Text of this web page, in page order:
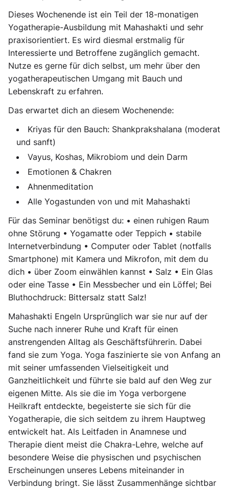
Dieses Wochenende ist ein Teil der 18-monatigen
Yogatherapie-Ausbildung mit Mahashakti und sehr
praxisorientiert. Es wird diesmal erstmalig für
Interessierte und Betroffene zugänglich gemacht.
Nutze es gerne für dich selbst, um mehr über den
yogatherapeutischen Umgang mit Bauch und
Lebenskraft zu erfahren.
Das erwartet dich an diesem Wochenende:
Kriyas für den Bauch: Shankprakshalana (moderat
und sanft)
Vayus, Koshas, Mikrobiom und dein Darm
Emotionen & Chakren
Ahnenmeditation
Alle Yogastunden von und mit Mahashakti
Für das Seminar benötigst du: • einen ruhigen Raum
ohne Störung • Yogamatte oder Teppich • stabile
Internetverbindung • Computer oder Tablet (notfalls
Smartphone) mit Kamera und Mikrofon, mit dem du
dich • über Zoom einwählen kannst • Salz • Ein Glas
oder eine Tasse • Ein Messbecher und ein Löffel; Bei
Bluthochdruck: Bittersalz statt Salz!
Mahashakti Engeln Ursprünglich war sie nur auf der
Suche nach innerer Ruhe und Kraft für einen
anstrengenden Alltag als Geschäftsführerin. Dabei
fand sie zum Yoga. Yoga faszinierte sie von Anfang an
mit seiner umfassenden Vielseitigkeit und
Ganzheitlichkeit und führte sie bald auf den Weg zur
eigenen Mitte. Als sie die im Yoga verborgene
Heilkraft entdeckte, begeisterte sie sich für die
Yogatherapie, die sich seitdem zu ihrem Hauptweg
entwickelt hat. Als Leitfaden in Anamnese und
Therapie dient meist die Chakra-Lehre, welche auf
besondere Weise die physischen und psychischen
Erscheinungen unseres Lebens miteinander in
Verbindung bringt. Sie lässt Zusammenhänge sichtbar